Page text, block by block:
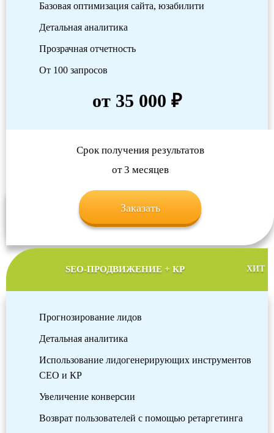
Базовая оптимизация сайта, юзабилити
Детальная аналитика
Прозрачная отчетность
От 100 запросов
от 35 000 ₽
Срок получения результатов
от 3 месяцев
Заказать
SEO-ПРОДВИЖЕНИЕ + КР ХИТ
Прогнозирование лидов
Детальная аналитика
Использование лидогенерирующих инструментов
СЕО и КР
Увеличение конверсии
Возврат пользователей с помощью ретаргетинга